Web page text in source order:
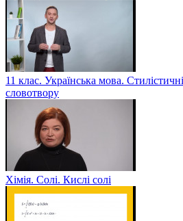
11 клас. Українська мова.
словотвору
Хімія. Солі. Кислі солі